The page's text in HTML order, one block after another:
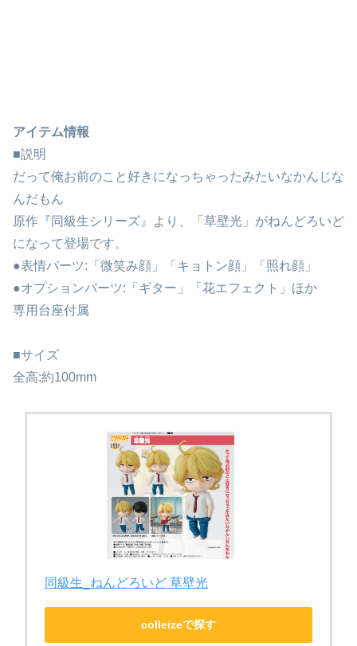
アイテム情報
■説明
だって俺お前のこと好きになっちゃったみたいなかんじな
んだもん
原作『同級生シリーズ』より、「草壁光」がねんどろいど
になって登場です。
●表情パーツ:「微笑み顔」「キョトン顔」「照れ顔」
●オプションパーツ:「ギター」「花エフェクト」ほか
専用台座付属
■サイズ
全高:約100mm
同級生_ねんどろいど 草壁光
colleizeで探す